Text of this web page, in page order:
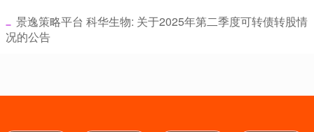
​景逸策略平台 科华生物: 关于2025年第二季度可转债转股情
况的公告